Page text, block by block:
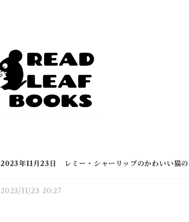
2023年11月23日 レミー・シャーリップのかわいい猫
2023/11/23 20:27